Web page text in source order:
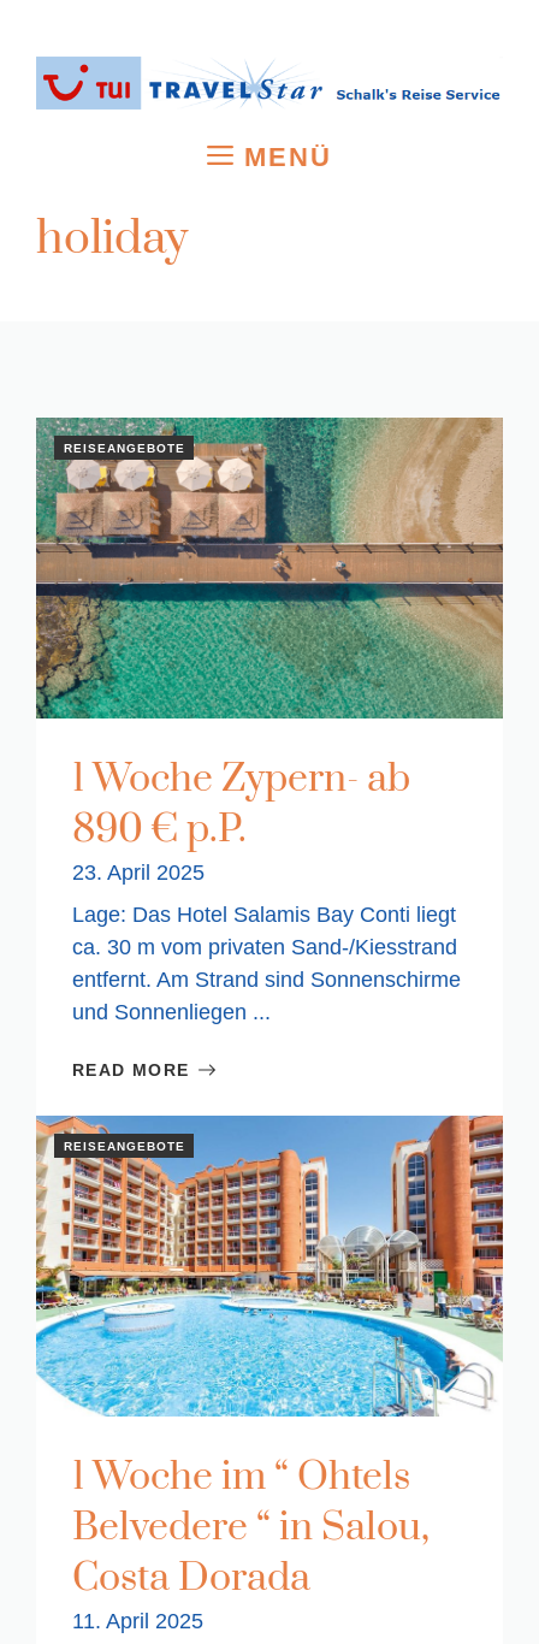
Inhalt
springen
MENÜ
holiday
REISEANGEBOTE
1 Woche Zypern- ab
890 € p.P.
23. April 2025
Lage: Das Hotel Salamis Bay Conti liegt
ca. 30 m vom privaten Sand-/Kiesstrand
entfernt. Am Strand sind Sonnenschirme
und Sonnenliegen ...
READ MORE
REISEANGEBOTE
1 Woche im “ Ohtels
Belvedere “ in Salou,
Costa Dorada
11. April 2025